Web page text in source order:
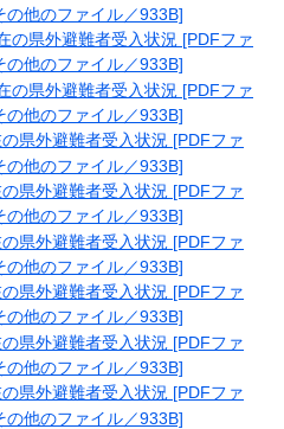
の他のファイル／933B]
の県外避難者受入状況 [PDFファ
の他のファイル／933B]
の県外避難者受入状況 [PDFファ
の他のファイル／933B]
県外避難者受入状況 [PDFファ
の他のファイル／933B]
県外避難者受入状況 [PDFファ
の他のファイル／933B]
県外避難者受入状況 [PDFファ
の他のファイル／933B]
県外避難者受入状況 [PDFファ
の他のファイル／933B]
県外避難者受入状況 [PDFファ
の他のファイル／933B]
県外避難者受入状況 [PDFファ
の他のファイル／933B]